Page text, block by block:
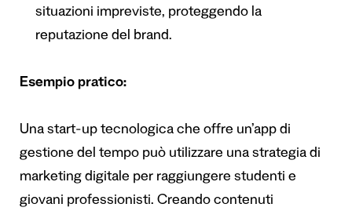
situazioni impreviste, proteggendo la
reputazione del brand.
Esempio pratico:
Una start-up tecnologica che offre un’app di
gestione del tempo può utilizzare una strategia di
marketing digitale per raggiungere studenti e
giovani professionisti. Creando contenuti